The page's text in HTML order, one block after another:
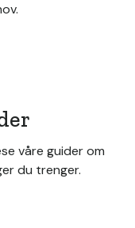
våre guider om
du trenger.